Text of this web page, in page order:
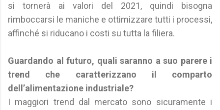
si tornerà ai valori del 2021, quindi bisogna
rimboccarsi le maniche e ottimizzare tutti i processi,
affinché si riducano i costi su tutta la filiera.
Guardando al futuro, quali saranno a suo parere i
trend che caratterizzano il comparto
dell’alimentazione industriale?
I maggiori trend dal mercato sono sicuramente i